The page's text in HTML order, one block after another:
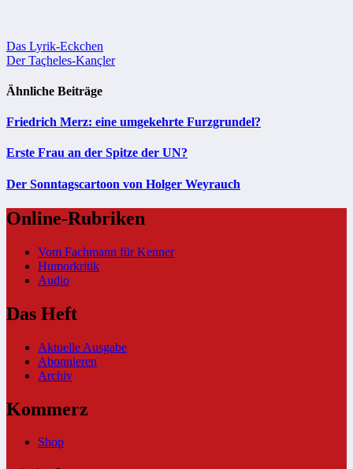
Beitragsnavigation
Das Lyrik-Eckchen
Der Taçheles-Kançler
Ähnliche Beiträge
Friedrich Merz: eine umgekehrte Furzgrundel?
Erste Frau an der Spitze der UN?
Der Sonntagscartoon von Holger Weyrauch
Online-Rubriken
Vom Fachmann für Kenner
Humorkritik
Audio
Das Heft
Aktuelle Ausgabe
Abonnieren
Archiv
Kommerz
Shop